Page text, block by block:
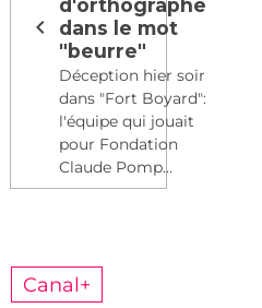
dans le mot
"beurre"
Déception hier soir
dans "Fort Boyard":
l'équipe qui jouait
pour Fondation
Claude Pomp...
Canal+